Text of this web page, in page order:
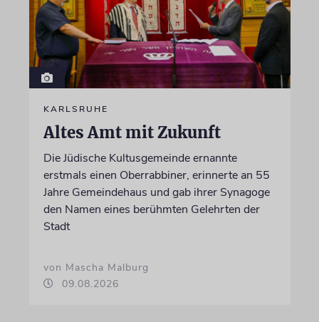
KARLSRUHE
Altes Amt mit Zukunft
Die Jüdische Kultusgemeinde ernannte
erstmals einen Oberrabbiner, erinnerte an 55
Jahre Gemeindehaus und gab ihrer Synagoge
den Namen eines berühmten Gelehrten der
Stadt
von Mascha Malburg
09.08.2026